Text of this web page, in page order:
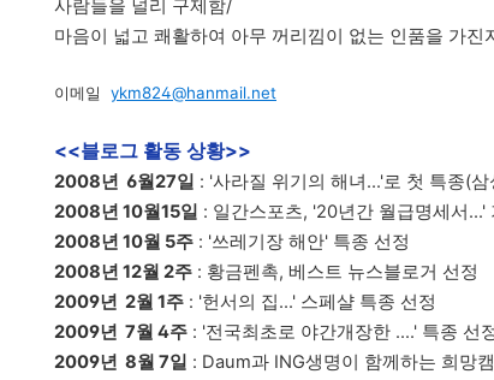
사람들을 널리 구제함/
마음이 넓고 쾌활하여 아무 꺼리낌이 없는 인품을 가진
이메일 ykm824@hanmail.net
<<블로그 활동 상황>>
2008년 6월27일 : '사라질 위기의 해녀...'로 첫 특종(
2008년 10월15일 : 일간스포츠, '20년간 월급명세서...'
2008년 10월 5주 : '쓰레기장 해안' 특종 선정
2008년 12월 2주 : 황금펜촉, 베스트 뉴스블로거 선정
2009년 2월 1주 : '헌서의 집...' 스페샬 특종 선정
2009년 7월 4주 : '전국최초로 야간개장한 ....' 특종 선
2009년 8월 7일 : Daum과 ING생명이 함께하는 희망